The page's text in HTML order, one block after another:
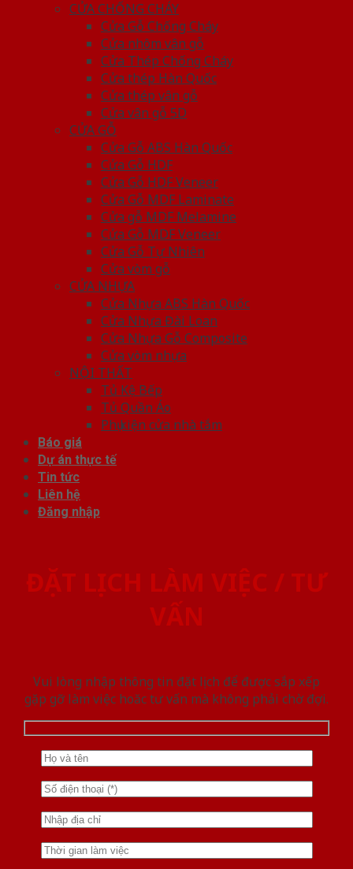
CỬA CHỐNG CHÁY
Cửa Gỗ Chống Cháy
Cửa nhôm vân gỗ
Cửa Thép Chống Cháy
Cửa thép Hàn Quốc
Cửa thép vân gỗ
Cửa vân gỗ 5D
CỬA GỖ
Cửa Gỗ ABS Hàn Quốc
Cửa Gỗ HDF
Cửa Gỗ HDF Veneer
Cửa Gỗ MDF Laminate
Cửa gỗ MDF Melamine
Cửa Gỗ MDF Veneer
Cửa Gỗ Tự Nhiên
Cửa vòm gỗ
CỬA NHỰA
Cửa Nhựa ABS Hàn Quốc
Cửa Nhựa Đài Loan
Cửa Nhựa Gỗ Composite
Cửa vòm nhựa
NỘI THẤT
Tủ Kệ Bếp
Tủ Quần Áo
Phụ kiện cửa nhà tắm
Báo giá
Dự án thực tế
Tin tức
Liên hệ
Đăng nhập
ĐẶT LỊCH LÀM VIỆC / TƯ
VẤN
Vui lòng nhập thông tin đặt lịch để được sắp xếp
gặp gỡ làm việc hoăc tư vấn mà không phải chờ đợi.